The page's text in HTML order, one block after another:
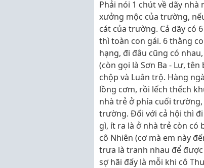
Phải nói 1 chút về dãy nhà
xưởng mộc của trường,
cát của trường. Cả dãy có
thì toàn con gái. 6 thằng
hạng, đi đâu cũng có
(còn gọi là Sơn Ba - Lư,
chộp và Luân trộ. Hàng
lồng cơm, rồi lếch thếch
nhà trẻ ở phía cuối
trường. Đối với cả hội thì
gì, ít ra là ở nhà trẻ còn có
cô Nhiên (cơ mà em này
trưa là tranh nhau để
sợ hãi đấy là mỗi khi cô